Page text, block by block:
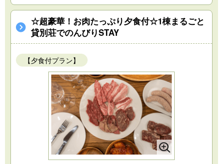
☆超豪華！お肉たっぷり夕食付☆1棟まるごと
貸別荘でのんびりSTAY
【夕食付プラン】